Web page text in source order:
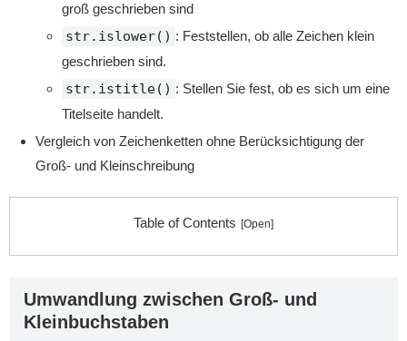
groß geschrieben sind
str.islower() : Feststellen, ob alle Zeichen klein
geschrieben sind.
str.istitle() : Stellen Sie fest, ob es sich um eine
Titelseite handelt.
Vergleich von Zeichenketten ohne Berücksichtigung der
Groß- und Kleinschreibung
Table of Contents
Umwandlung zwischen Groß- und
Kleinbuchstaben